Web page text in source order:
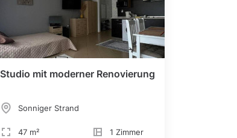
Studio mit moderner Renovierung
Sonniger Strand
47 m² 1 Zimmer